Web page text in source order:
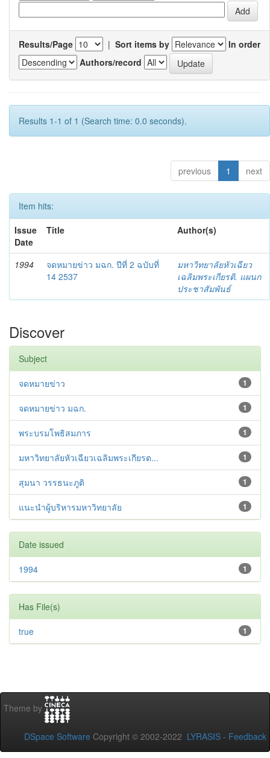
Results/Page | Sort items by
In order
Authors/record
Results 1-1 of 1 (Search time: 0.0 seconds).
previous 1 next
Item hits:
Issue
Date
Title Author(s)
1994
จดหมายข่าว มฉก. ปีที่ 2 ฉบับที่
14 2537
มหาวิทยาลัยหัวเฉียว
เฉลิมพระเกียรติ. แผนก
ประชาสัมพันธ์
Discover
Subject
1
จดหมายข่าว
1
จดหมายข่าว มฉก.
1
พระบรมโพธิสมภาร
1
มหาวิทยาลัยหัวเฉียวเฉลิมพระเกียรต...
1
สุมนา วรรธนะภูติ
1
แนะนำผู้บริหารมหาวิทยาลัย
Date issued
1
1994
Has File(s)
1
true
Theme by
DSpace Software Copyright © 2002-2022 LYRASIS - Feedback